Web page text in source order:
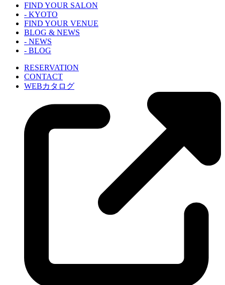
FIND YOUR SALON
- KYOTO
FIND YOUR VENUE
BLOG & NEWS
- NEWS
- BLOG
RESERVATION
CONTACT
WEBカタログ